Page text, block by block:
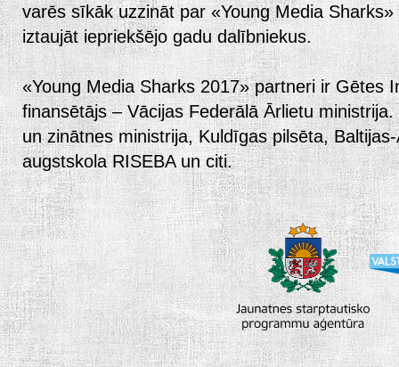
varēs sīkāk uzzināt par «Young Media
iztaujāt iepriekšējo gadu dalībniekus.
«Young Media Sharks 2017» partneri ir Gētes
finansētājs – Vācijas Federālā Ārlietu
un zinātnes ministrija, Kuldīgas pilsēta,
augstskola RISEBA un citi.